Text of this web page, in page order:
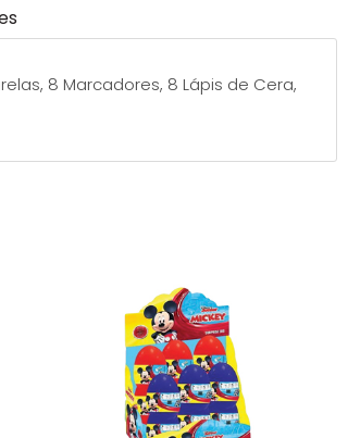
8 Marcadores, 8 Lápis de Cera,